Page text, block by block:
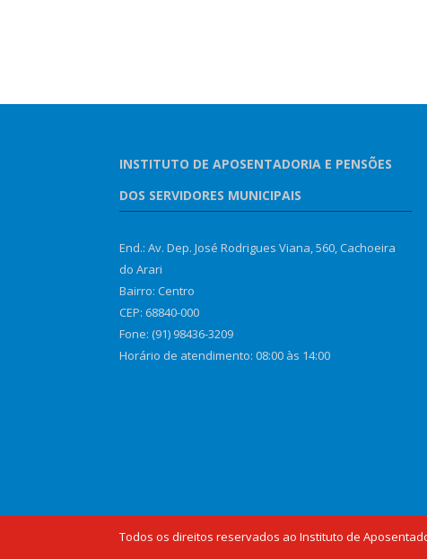
INSTITUTO DE APOSENTADORIA E PENSÕES
DOS SERVIDORES MUNICIPAIS
End.: Av. Dep. José Rodrigues Viana, 560, Cachoeira
do Arari
Bairro: Centro
CEP: 68840-000
Fone: (91) 98436-3209
Horário de atendimento: 08:00 às 14:00
Todos os direitos reservados ao Instituto de